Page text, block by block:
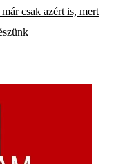
csak azért is, mert